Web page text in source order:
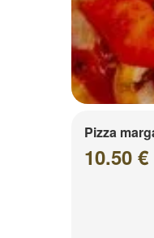
Pizza
10.50 €